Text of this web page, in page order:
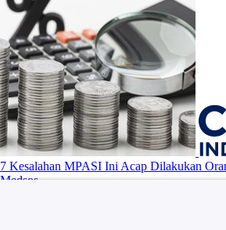
7 Kesalahan MPASI Ini Acap Dilakukan
Medsos